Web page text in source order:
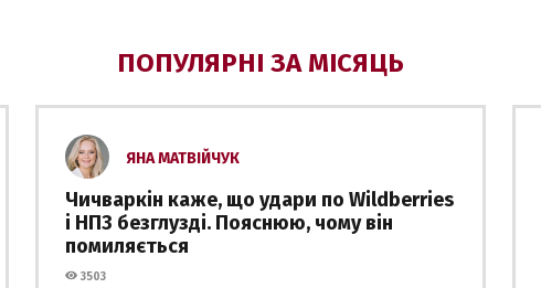
ПОПУЛЯРНІ ЗА МІСЯЦЬ
ЯНА МАТВІЙЧУК
Чичваркін каже, що удари по Wildberries
і НПЗ безглузді. Пояснюю, чому він
помиляється
3503